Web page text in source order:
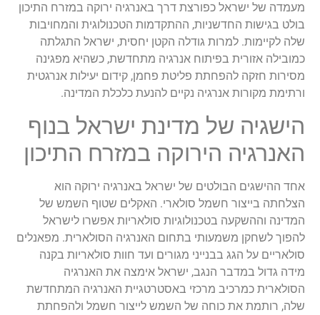
מעמדה של ישראל כפורצת דרך באנרגיה ירוקה במזרח התיכון
בולט בגישות החדשניות, ההתקדמות הטכנולוגית והמחויבות
שלה לקיימות. למרות גודלה הקטן יחסית, ישראל התגלתה
כמובילה אזורית בפיתוח אנרגיה מתחדשת, כשהיא מפגינה
מסירות חזקה להפחתת פליטת פחמן, קידום יעילות אנרגטית
ורתימת מקורות אנרגיה נקיים להנעת כלכלת המדינה.
הישגיה של מדינת ישראל בנוף
האנרגיה הירוקה במזרח התיכון
אחד ההישגים הבולטים של ישראל באנרגיה ירוקה הוא
הצלחתה בייצור חשמל סולארי. האקלים שטוף השמש של
המדינה וההשקעה בטכנולוגיות סולאריות אפשרו לישראל
להפוך לשחקן משמעותי בתחום האנרגיה הסולארית. מפאנלים
סולאריים על הגג בבנייני מגורים ועד חוות סולאריות בקנה
מידה גדול במדבר הנגב, ישראל אימצה את האנרגיה
הסולארית כמרכיב מרכזי באסטרטגיית האנרגיה המתחדשת
שלה, רותמת את כוחה של השמש לייצור חשמל ולהפחתת